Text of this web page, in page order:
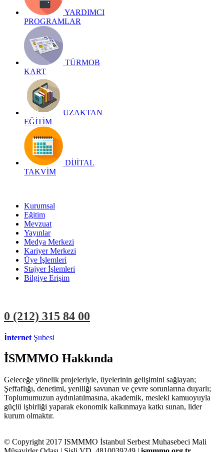
YARDIMCI
PROGRAMLAR
TÜRMOB
KART
UZAKTAN
EĞİTİM
DİJİTAL
TAKVİM
Kurumsal
Eğitim
Mevzuat
Yayınlar
Medya Merkezi
Kariyer Merkezi
Üye İşlemleri
Stajyer İşlemleri
Bilgiye Erişim
0 (212) 315 84 00
İnternet Şubesi
İSMMMO Hakkında
Geleceğe yönelik projeleriyle, üyelerinin gelişimini sağlayan;
Şeffaflığı, denetimi, yeniliği savunan ve çevre sorunlarına duyarlı;
Toplumumuzun aydınlatılmasına, akademik, mesleki kamuoyuyla
güçlü işbirliği yaparak ekonomik kalkınmaya katkı sunan, lider
kurum olmaktır.
© Copyright 2017 ISMMMO İstanbul Serbest Muhasebeci Mali